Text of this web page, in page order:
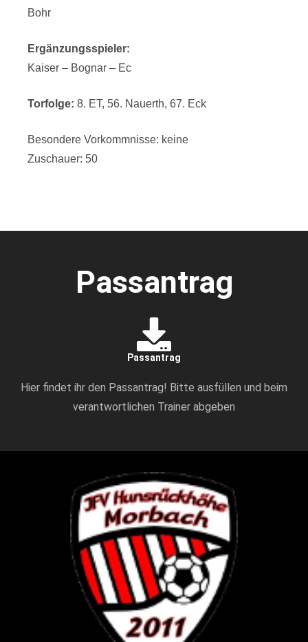
Bohr
Ergänzungsspieler:
Kaiser – Bognar – Ec
Torfolge: 8. ET, 56. Nauerth, 67. Eck
Besondere Vorkommnisse: keine
Zuschauer: 50
Passantrag
Passantrag
Hier findet ihr den Passantrag! Bitte ausfüllen und beim
verantwortlichen Trainer abgeben